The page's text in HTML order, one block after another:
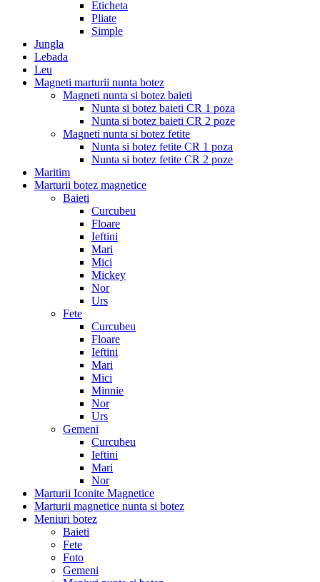
Eticheta
Pliate
Simple
Jungla
Lebada
Leu
Magneti marturii nunta botez
Magneti nunta si botez baieti
Nunta si botez baieti CR 1 poza
Nunta si botez baieti CR 2 poze
Magneti nunta si botez fetite
Nunta si botez fetite CR 1 poza
Nunta si botez fetite CR 2 poze
Maritim
Marturii botez magnetice
Baieti
Curcubeu
Floare
Ieftini
Mari
Mici
Mickey
Nor
Urs
Fete
Curcubeu
Floare
Ieftini
Mari
Mici
Minnie
Nor
Urs
Gemeni
Curcubeu
Ieftini
Mari
Nor
Marturii Iconite Magnetice
Marturii magnetice nunta si botez
Meniuri botez
Baieti
Fete
Foto
Gemeni